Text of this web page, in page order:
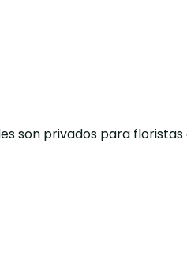
son privados para